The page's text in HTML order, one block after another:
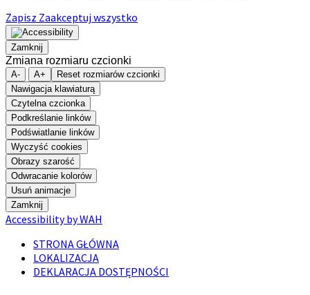
Zapisz Zaakceptuj wszystko
Zamknij
Zmiana rozmiaru czcionki
A- A+
Reset rozmiarów czcionki
Nawigacja klawiaturą
Czytelna czcionka
Podkreślanie linków
Podświatlanie linków
Wyczyść cookies
Obrazy szarość
Odwracanie kolorów
Usuń animacje
Zamknij
Accessibility by WAH
STRONA GŁÓWNA
LOKALIZACJA
DEKLARACJA DOSTĘPNOŚCI